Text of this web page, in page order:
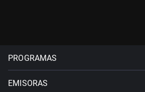
PROGRAMAS
EMISORAS